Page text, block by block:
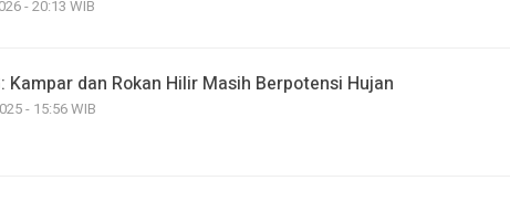
- 20:13 WIB
Kampar dan Rokan Hilir Masih Berpotensi Hujan
- 15:56 WIB